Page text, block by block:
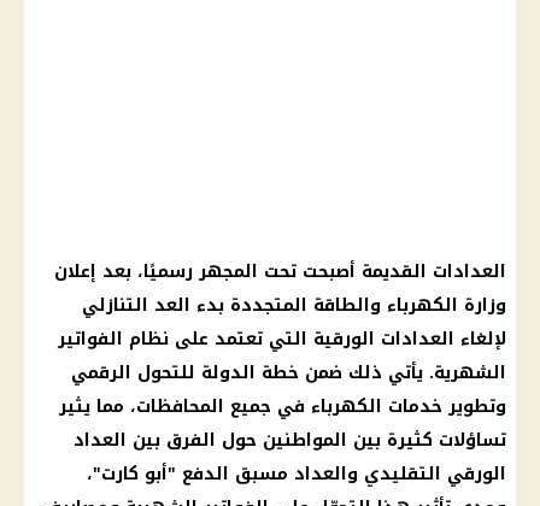
العدادات القديمة أصبحت تحت المجهر رسميًا، بعد إعلان
وزارة الكهرباء والطاقة المتجددة بدء العد التنازلي
لإلغاء العدادات الورقية التي تعتمد على نظام الفواتير
الشهرية. يأتي ذلك ضمن خطة الدولة للتحول الرقمي
وتطوير خدمات الكهرباء في جميع المحافظات، مما يثير
تساؤلات كثيرة بين المواطنين حول الفرق بين العداد
الورقي التقليدي والعداد مسبق الدفع "أبو كارت"،